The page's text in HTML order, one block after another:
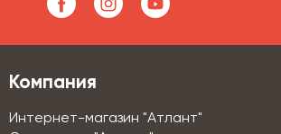
Компания
Интернет-магазин "Атлант"